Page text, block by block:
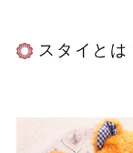
スタイとは